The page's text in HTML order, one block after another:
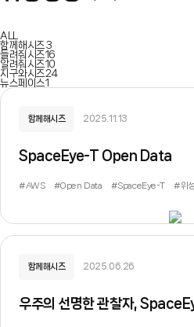
ALL
함께해시즈 3
들려줘시즈16
알려줘시즈10
지구와시즈24
뉴스페이스1
함께해시즈 2025.11.13
SpaceEye-T Open Data
#AWS #Open Data #SpaceEye-T #위
함께해시즈 2025.06.26
우주의 선명한 관찰자,